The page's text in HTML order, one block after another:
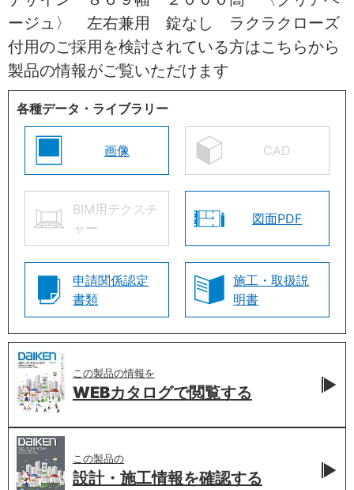
ージュ〉 左右兼用 錠なし ラクラクローズ
付用のご採用を検討されている方はこちらから
製品の情報がご覧いただけます
各種データ・ライブラリー
画像 CAD
BIM用テクスチ
ャー
図面PDF
申請関係認定
書類
施工・取扱説
明書
この製品の情報を
WEBカタログで閲覧する
この製品の
設計・施工情報を確認する